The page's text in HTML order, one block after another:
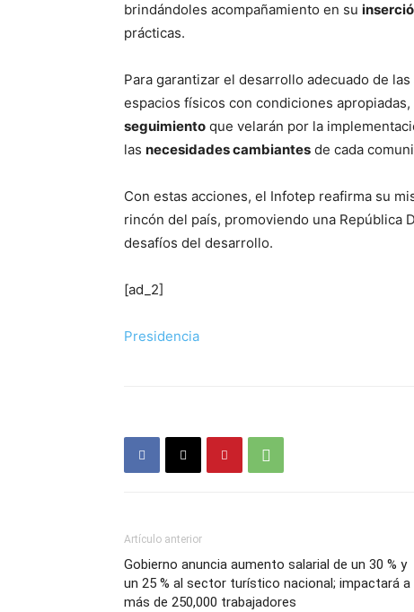
brindándoles acompañamiento en su
prácticas.
Para garantizar el desarrollo adecuado de las
espacios físicos con condiciones
seguimiento que velarán por la
las necesidades cambiantes de cada
Con estas acciones, el Infotep reafirma su
rincón del país, promoviendo una República
desafíos del desarrollo.
[ad_2]
Presidencia
Artículo anterior
Gobierno anuncia aumento salarial de un 30 % y
un 25 % al sector turístico nacional; impactará a
más de 250,000 trabajadores